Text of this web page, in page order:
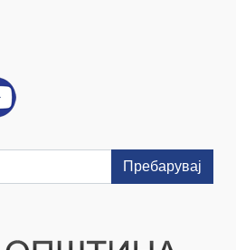
Пребарувај